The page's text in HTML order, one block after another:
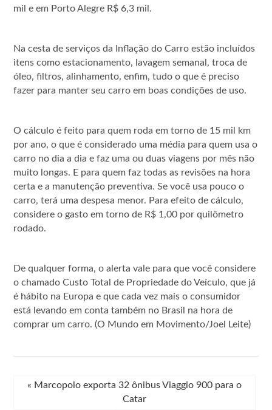
mil e em Porto Alegre R$ 6,3 mil.
Na cesta de serviços da Inflação do Carro estão incluídos
itens como estacionamento, lavagem semanal, troca de
óleo, filtros, alinhamento, enfim, tudo o que é preciso
fazer para manter seu carro em boas condições de uso.
O cálculo é feito para quem roda em torno de 15 mil km
por ano, o que é considerado uma média para quem usa o
carro no dia a dia e faz uma ou duas viagens por mês não
muito longas. E para quem faz todas as revisões na hora
certa e a manutenção preventiva. Se você usa pouco o
carro, terá uma despesa menor. Para efeito de cálculo,
considere o gasto em torno de R$ 1,00 por quilômetro
rodado.
De qualquer forma, o alerta vale para que você considere
o chamado Custo Total de Propriedade do Veículo, que já
é hábito na Europa e que cada vez mais o consumidor
está levando em conta também no Brasil na hora de
comprar um carro. (O Mundo em Movimento/Joel Leite)
« Marcopolo exporta 32 ônibus Viaggio 900 para o
Catar